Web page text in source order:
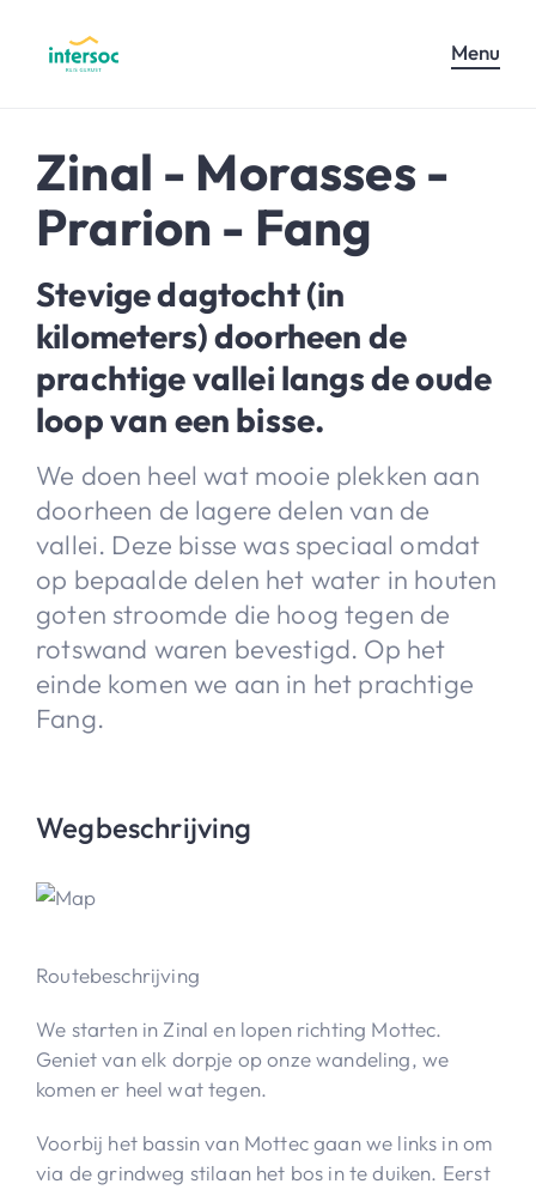
Menu
Zinal - Morasses -
Prarion - Fang
Stevige dagtocht (in
kilometers) doorheen de
prachtige vallei langs de oude
loop van een bisse.
We doen heel wat mooie plekken aan
doorheen de lagere delen van de
vallei. Deze bisse was speciaal omdat
op bepaalde delen het water in houten
goten stroomde die hoog tegen de
rotswand waren bevestigd. Op het
einde komen we aan in het prachtige
Fang.
Wegbeschrijving
Routebeschrijving
We starten in Zinal en lopen richting Mottec.
Geniet van elk dorpje op onze wandeling, we
komen er heel wat tegen.
Voorbij het bassin van Mottec gaan we links in om
via de grindweg stilaan het bos in te duiken. Eerst